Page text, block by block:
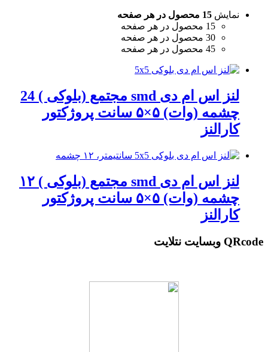
نمایش 15 محصول در هر صفحه
15 محصول در هر صفحه
30 محصول در هر صفحه
45 محصول در هر صفحه
لنز اس ام دی smd مجتمع (بلوکی ) 24
چشمه (وات) ۵×۵ سانت پروژکتور
کارالنز
لنز اس ام دی smd مجتمع (بلوکی ) ۱۲
چشمه (وات) ۵×۵ سانت پروژکتور
کارالنز
QRcode وبسایت نتلایت